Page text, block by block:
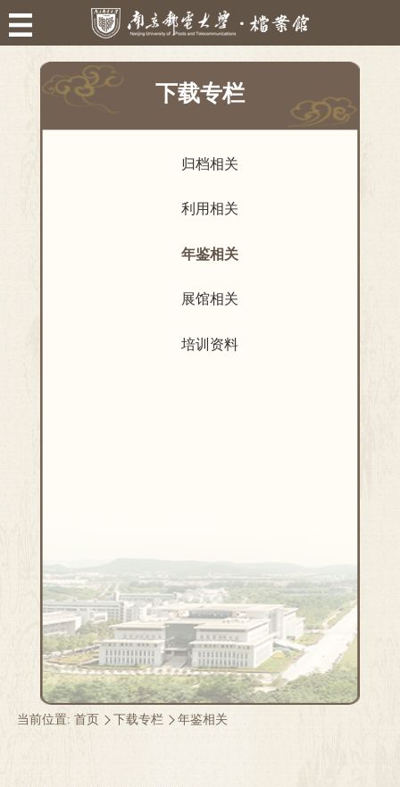
下载专栏
归档相关
利用相关
年鉴相关
展馆相关
培训资料
当前位置:首页 下载专栏 年鉴相关